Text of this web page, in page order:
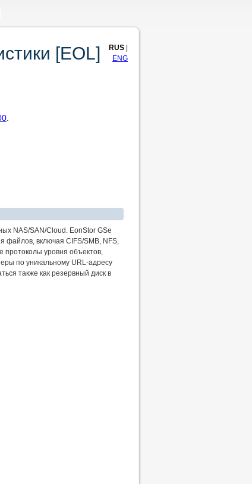
[EOL] RUS
ENG
NAS/SAN/Cloud. EonStor GSe
файлов, включая CIFS/SMB, NFS,
протоколы уровня объектов,
по уникальному URL-адресу
также как резервный диск в